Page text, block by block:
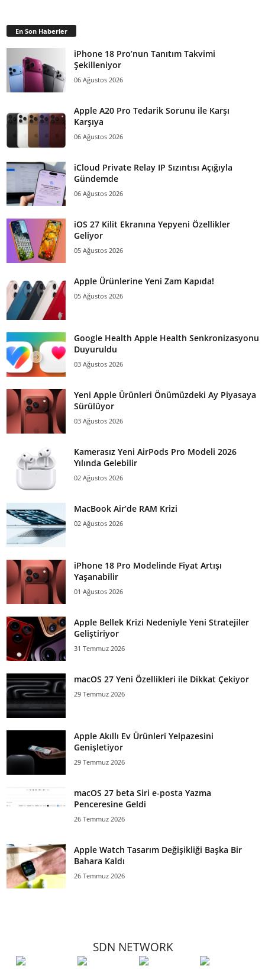
En Son Haberler
iPhone 18 Pro’nun Tanıtım Takvimi
Şekilleniyor
06 Ağustos 2026
Apple A20 Pro Tedarik Sorunu ile Karşı
Karşıya
06 Ağustos 2026
iCloud Private Relay IP Sızıntısı Açığıyla
Gündemde
06 Ağustos 2026
iOS 27 Kilit Ekranına Yepyeni Özellikler
Geliyor
05 Ağustos 2026
Apple Ürünlerine Yeni Zam Kapıda!
05 Ağustos 2026
Google Health Apple Health Senkronizasyonu
Duyuruldu
03 Ağustos 2026
Yeni Apple Ürünleri Önümüzdeki Ay Piyasaya
Sürülüyor
03 Ağustos 2026
Kamerasız Yeni AirPods Pro Modeli 2026
Yılında Gelebilir
02 Ağustos 2026
MacBook Air’de RAM Krizi
02 Ağustos 2026
iPhone 18 Pro Modelinde Fiyat Artışı
Yaşanabilir
01 Ağustos 2026
Apple Bellek Krizi Nedeniyle Yeni Stratejiler
Geliştiriyor
31 Temmuz 2026
macOS 27 Yeni Özellikleri ile Dikkat Çekiyor
29 Temmuz 2026
Apple Akıllı Ev Ürünleri Yelpazesini
Genişletiyor
29 Temmuz 2026
macOS 27 beta Siri e-posta Yazma
Penceresine Geldi
26 Temmuz 2026
Apple Watch Tasarım Değişikliği Başka Bir
Bahara Kaldı
26 Temmuz 2026
SDN NETWORK